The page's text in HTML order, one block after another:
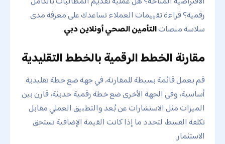
رقمية؟ قراءة تقييمات العملاء تساعدك على معرفة مدى
سلاسة منصاتالتأمين الصحي أونلاين دبي.
مقارنة الخطط الرقمية بالخطط التقليدية
قم بعمل قائمة بسيطة للمقارنة، في جهة ضع خطة تقليدية
أساسية، وفي الجهة الأخرى ضع خطة رقمية حديثة، قارن بين
الميزات مثل الاستشارات عن بُعد والتطبيق العملي مقابل
تكلفة القسط، لتحدد ما إذا كانت القيمة الإضافية تستحق
الاستثمار.